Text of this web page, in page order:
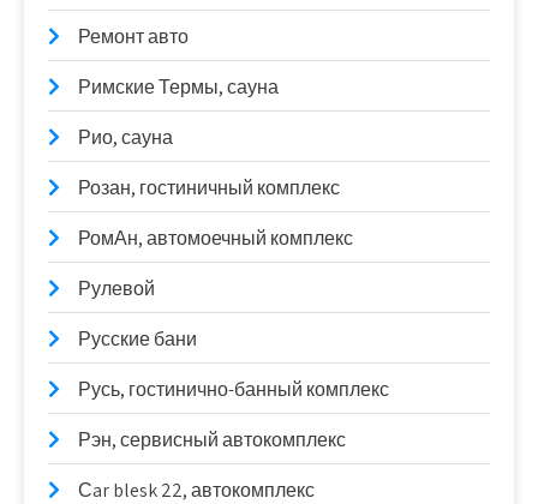
Ремонт авто
Римские Термы, сауна
Рио, сауна
Розан, гостиничный комплекс
РомАн, автомоечный комплекс
Рулевой
Русские бани
Русь, гостинично-банный комплекс
Рэн, сервисный автокомплекс
Сar blesk 22, автокомплекс